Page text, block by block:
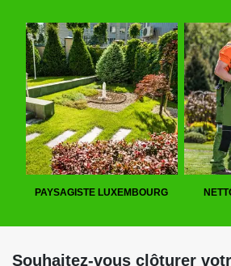
PAYSAGISTE LUXEMBOURG
Souhaitez-vous clôturer